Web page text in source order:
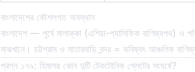
বাংলাদেশের কৌশলগত অবস্থান
বাংলাদেশ — পূর্বে মালাক্কা (এশিয়া-প্যাসিফিক বাণিজ্যপথ)
মাঝখানে। চট্টগ্রাম ও মাতারবাড়ি বন্দর = ভবিষ্যৎ আঞ্চলিক
প্রশ্ন ১৭৯: হিমালয় কোন দুটি টেকটোনিক প্লেটের সংঘর্ষে?